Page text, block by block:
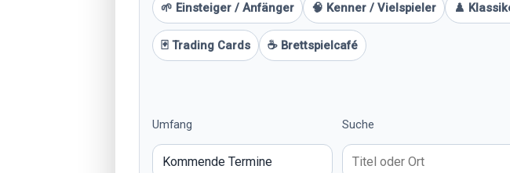
🌱 Einsteiger / Anfänger 🧠 Kenner / Vielspieler ♟️
🃏 Trading Cards ☕ Brettspielcafé
Umfang Suche